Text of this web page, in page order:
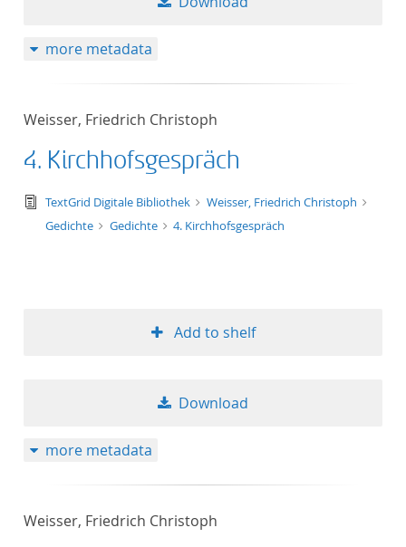
more metadata
Weisser, Friedrich Christoph
4. Kirchhofsgespräch
text/tg.edition+tg.aggregation+xml
TextGrid Digitale Bibliothek
Weisser, Friedrich Christoph
Gedichte
Gedichte 4. Kirchhofsgespräch
Add to shelf
Download
more metadata
Weisser, Friedrich Christoph